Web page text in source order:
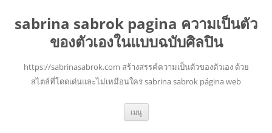
sabrina sabrok pagina ความเป็นตัว
ของตัวเองในแบบฉบับศิลปิน
https://sabrinasabrok.com สร้างสรรค์ความเป็นตัวของตัวเอง ด้วย
สไตล์ที่โดดเด่นและไม่เหมือนใคร sabrina sabrok página web
เมนู ข้าม
ยัง